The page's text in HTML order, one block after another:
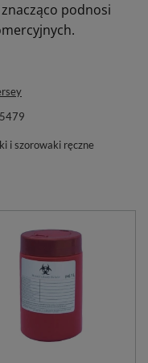
podnosi
i szorowaki ręczne